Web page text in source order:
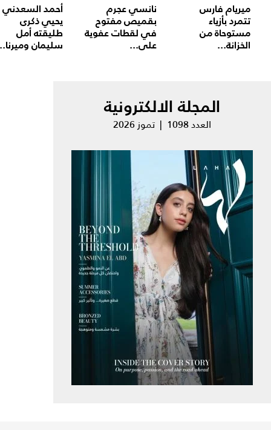
ميريام فارس
تتمرد بأزياء
مستوحاة من
الخزانة...
نانسي عجرم
بقميص مفتوح
في لقطات عفوية
على...
أحمد السعدني
يحيي ذكرى
طليقته أمل
سليمان
المجلة الالكترونية
العدد 1098 | تموز 2026